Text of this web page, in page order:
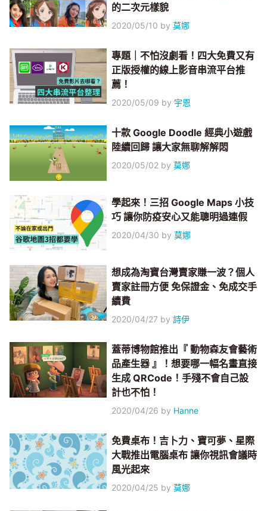
的二次元樣貌
2020/05/10 by莫娜
專題｜不怕沒劇看！四大免費又有
正版授權的線上影音串流平台推
薦！
2020/05/09 by 宇恩
十款 Google Doodle 經典小遊戲
陸續回歸 讓大家無聊解解悶
2020/05/02 by莫娜
學起來！三招 Google Maps 小技
巧 讓你防疫安心又能聰明過連假
2020/04/30 by莫娜
想成為淘寶台灣賣家賺一波？個人
賣家註冊方便 免保證金、免成交手
續費
2020/04/27 by詩伊
蓋蒂博物館推出『 動物森友會藝術
品產生器 』！想要哪一幅名畫直接
生成 QRCode！手殘不會自己設
計也不怕！
2020/04/26 by Hanne
免費桌布！吉卜力、寶可夢、星際
大戰推出電腦桌布 讓你視訊會議時
風光起來
2020/04/25 by莫娜